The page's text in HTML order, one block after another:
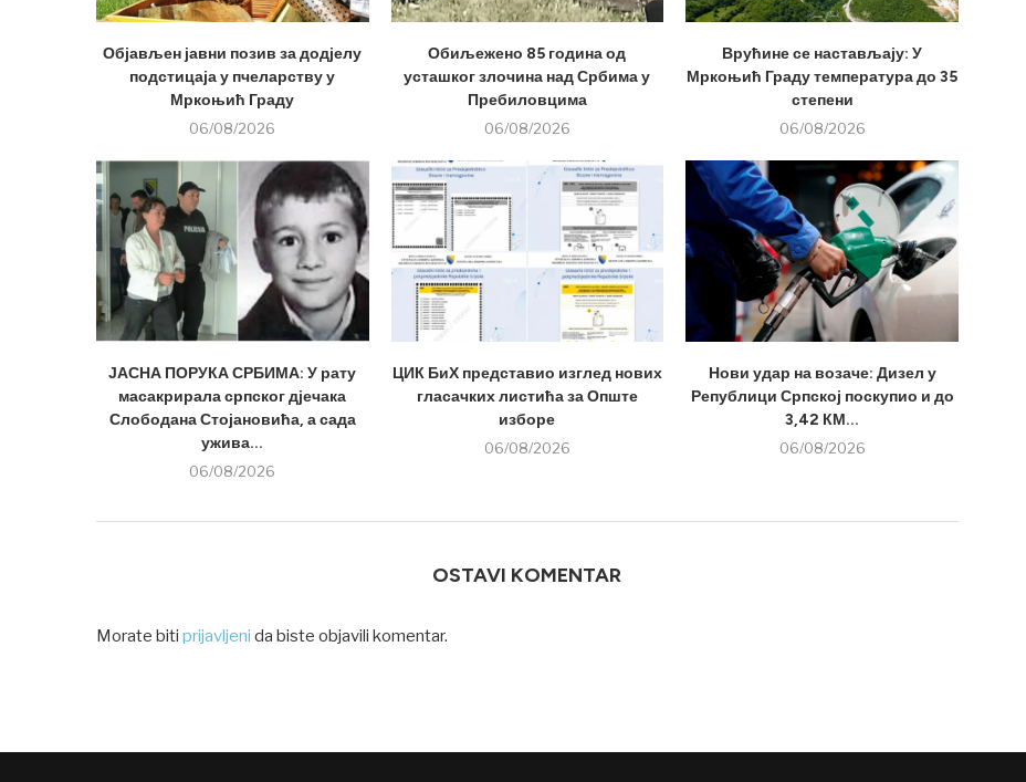
Објављен јавни позив за додјелу
подстицаја у пчеларству у
Мркоњић Граду
06/08/2026
Обиљежено 85 година од
усташког злочина над Србима у
Пребиловцима
06/08/2026
Врућине се настављају: У
Мркоњић Граду температура до 35
степени
06/08/2026
ЈАСНА ПОРУКА СРБИМА: У рату
масакрирала српског дјечака
Слободана Стојановића, а сада
ужива...
06/08/2026
ЦИК БиХ представио изглед нових
гласачких листића за Опште
изборе
06/08/2026
Нови удар на возаче: Дизел у
Републици Српској поскупио и до
3,42 КМ...
06/08/2026
OSTAVI KOMENTAR
Morate biti prijavljeni da biste objavili komentar.